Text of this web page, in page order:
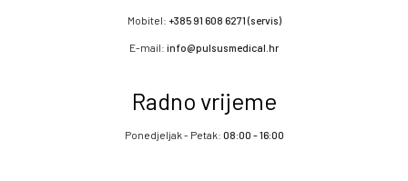
Mobitel: +385 91 608 6271 (servis)
E-mail: info@pulsusmedical.hr
Radno vrijeme
Ponedjeljak - Petak: 08:00 - 16:00